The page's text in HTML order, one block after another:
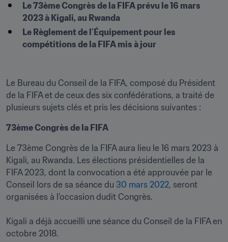
Le 73ème Congrès de la FIFA prévu le 16 mars
2023 à Kigali, au Rwanda
Le Règlement de l’Équipement pour les
compétitions de la FIFA mis à jour
Le Bureau du Conseil de la FIFA, composé du Président
de la FIFA et de ceux des six confédérations, a traité de
plusieurs sujets clés et pris les décisions suivantes :
73ème Congrès de la FIFA
Le 73ème Congrès de la FIFA aura lieu le 16 mars 2023 à
Kigali, au Rwanda. Les élections présidentielles de la
FIFA 2023, dont la convocation a été approuvée par le
Conseil lors de sa séance du 30 mars 2022, seront
organisées à l’occasion dudit Congrès.
Kigali a déjà accueilli une séance du Conseil de la FIFA en